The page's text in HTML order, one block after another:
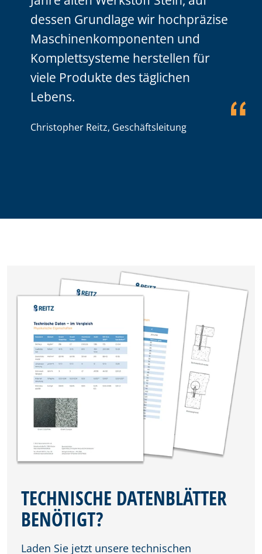
dessen Grundlage wir hochpräzise
Maschinenkomponenten und
Komplettsysteme herstellen für
viele Produkte des täglichen
Lebens.
Christopher Reitz, Geschäftsleitung
TECHNISCHE DATENBLÄTTER
BENÖTIGT?
Laden Sie jetzt unsere technischen